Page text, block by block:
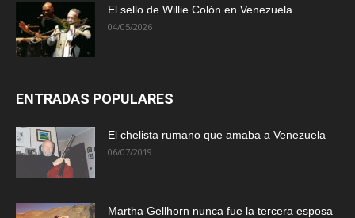
El sello de Willie Colón en Venezuela
04/05/2026
ENTRADAS POPULARES
El chelista rumano que amaba a Venezuela
06/07/2019
Martha Gellhorn nunca fue la tercera esposa